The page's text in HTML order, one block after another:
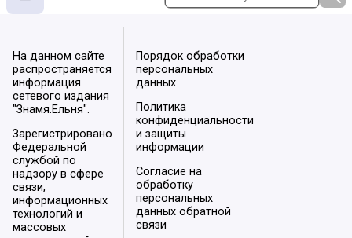
На данном сайте
распространяется
информация
сетевого издания
"Знамя.Ельня".
Зарегистрировано
Федеральной
службой по
надзору в сфере
связи,
информационных
технологий и
массовых
Порядок обработки
персональных
данных
Политика
конфиденциальности
и защиты
информации
Согласие на
обработку
персональных
данных обратной
связи